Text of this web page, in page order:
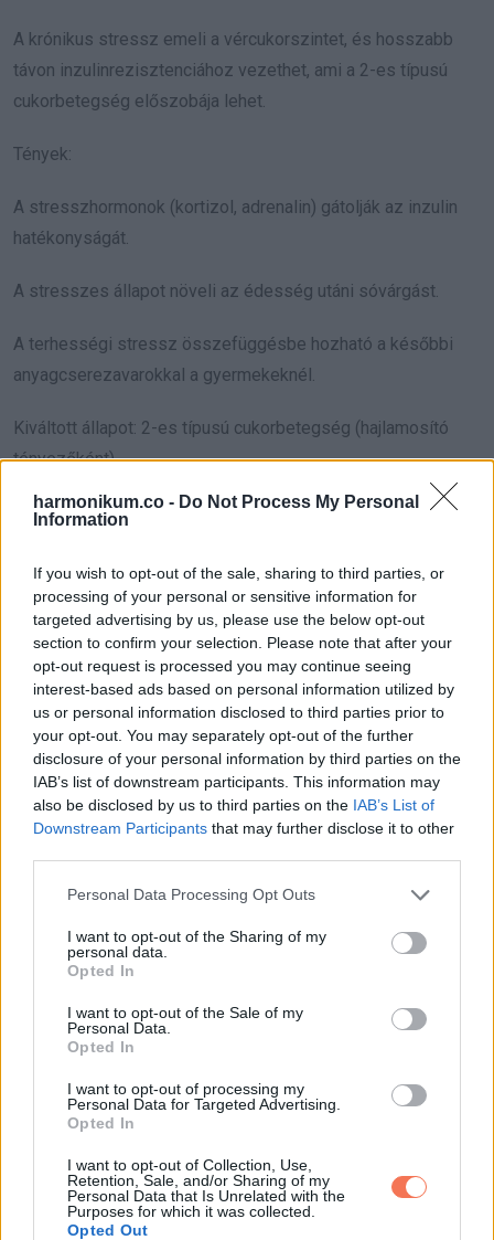
harmonikum.co - Do Not Process My Personal
Information
If you wish to opt-out of the sale, sharing to third parties, or
processing of your personal or sensitive information for
targeted advertising by us, please use the below opt-out
section to confirm your selection. Please note that after your
opt-out request is processed you may continue seeing
interest-based ads based on personal information utilized by
us or personal information disclosed to third parties prior to
your opt-out. You may separately opt-out of the further
disclosure of your personal information by third parties on the
IAB’s list of downstream participants. This information may
also be disclosed by us to third parties on the IAB’s List of
Downstream Participants that may further disclose it to other
Please note that this website/app uses one or more Google
not limited to your visit or usage behaviour. You may click to
grant or deny consent to Google and its third-party tags to
use your data for below specified purposes in below Google
consent section.
Personal Data Processing Opt Outs
I want to opt-out of the Sharing of my
personal data.
Opted In
I want to opt-out of the Sale of my
Personal Data.
Opted In
I want to opt-out of processing my
Personal Data for Targeted Advertising.
Opted In
I want to opt-out of Collection, Use,
Retention, Sale, and/or Sharing of my
Personal Data that Is Unrelated with the
Purposes for which it was collected.
Opted Out
A krónikus stressz emeli a vércukorszintet, és hosszabb
távon inzulinrezisztenciához vezethet, ami a 2-es típusú
cukorbetegség előszobája lehet.
Tények:
A stresszhormonok (kortizol, adrenalin) gátolják az inzulin
hatékonyságát.
A stresszes állapot növeli az édesség utáni sóvárgást.
A terhességi stressz összefüggésbe hozható a későbbi
anyagcserezavarokkal a gyermekeknél.
Kiváltott állapot: 2-es típusú cukorbetegség (hajlamosító
tényezőként)
8. Hormonális zavarok – a stressz
A krónikus stressz megzavarja a hormonháztartást,
különösen a kortizol, inzulin, pajzsmirigyhormonok és nemi
hormonok szintjét. Ez nőknél és férfiaknál egyaránt vezethet
kellemetlen tünetekhez és betegségekhez.
Kiváltott állapotok lehetnek:
menstruációs zavarok
PCOS (policisztás ovárium szindróma)
pajzsmirigy-alulműködés súlyosbodása
alacsony tesztoszteronszint férfiaknál
9. Immunrendszer gyengülése –
gyakori megbetegedések,
gyulladások